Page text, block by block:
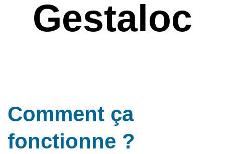
Gestaloc
Comment ça
fonctionne ?